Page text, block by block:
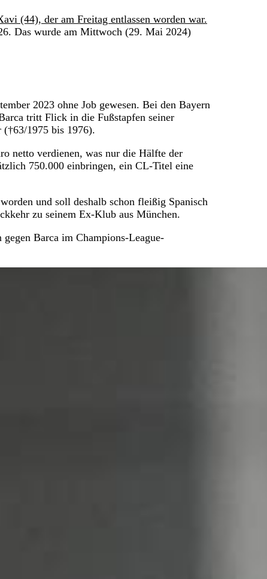
(44), der am Freitag entlassen worden war.
Das wurde am Mittwoch (29. Mai 2024)
2023 ohne Job gewesen. Bei den Bayern
tritt Flick in die Fußstapfen seiner
(†63/1975 bis 1976).
netto verdienen, was nur die Hälfte der
750.000 einbringen, ein CL-Titel eine
und soll deshalb schon fleißig Spanisch
zu seinem Ex-Klub aus München.
Barca im Champions-League-